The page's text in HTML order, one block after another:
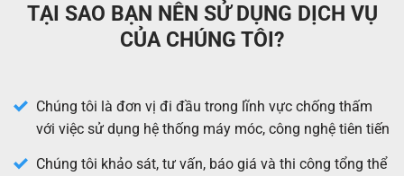
TẠI SAO BẠN NÊN SỬ DỤNG DỊCH VỤ
CỦA CHÚNG TÔI?
Chúng tôi là đơn vị đi đầu trong lĩnh vực chống thấm
với việc sử dụng hệ thống máy móc, công nghệ tiên tiến
Chúng tôi khảo sát, tư vấn, báo giá và thi công tổng thể